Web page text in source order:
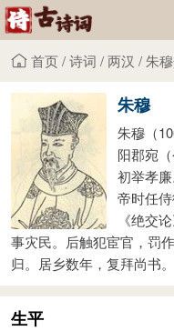
首页/诗词 /两汉 /朱
朱穆
朱穆（
阳郡宛
初举孝
帝时任
《绝交
事灾民。后触犯宦官，罚
归。居乡数年，复拜尚书
生平